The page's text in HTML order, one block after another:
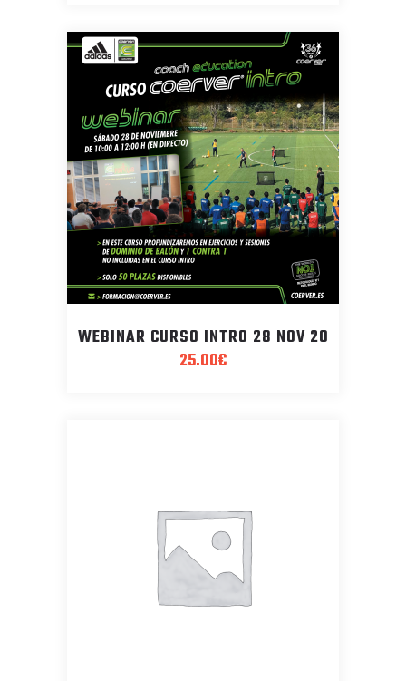
WEBINAR CURSO INTRO 28 NOV 20
25.00€